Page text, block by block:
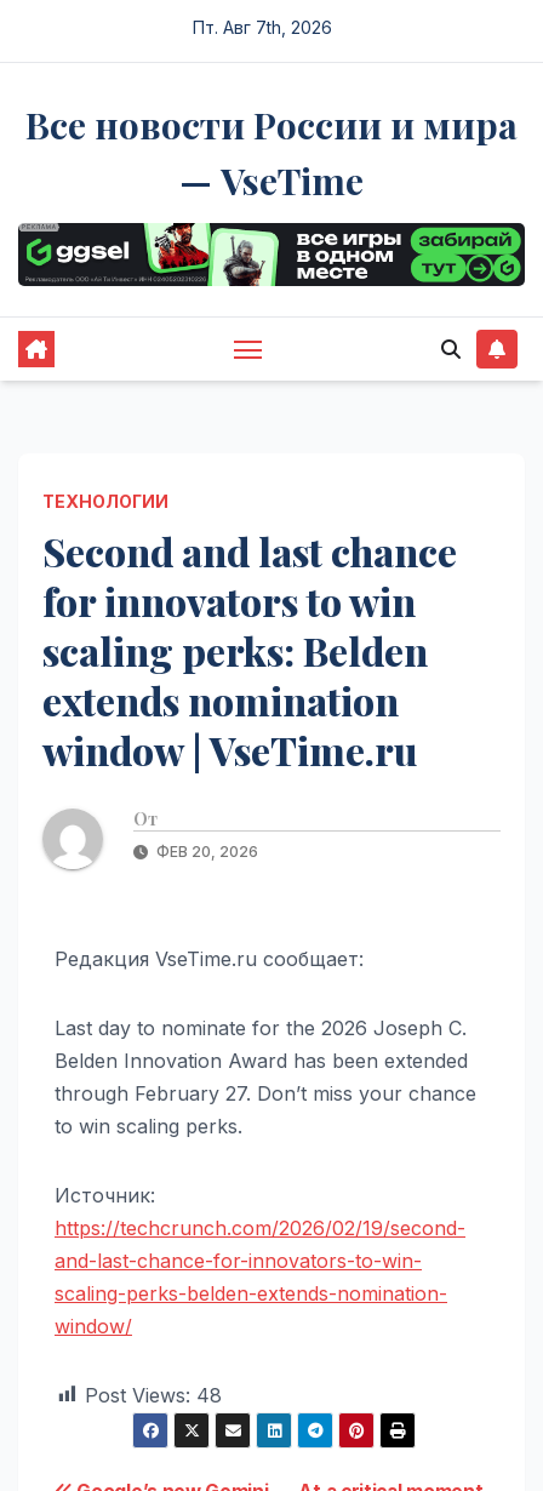
Пт. Авг 7th, 2026
Все новости России и мира
— VseTime
ТЕХНОЛОГИИ
Second and last chance
for innovators to win
scaling perks: Belden
extends nomination
window | VseTime.ru
От
ФЕВ 20, 2026
Редакция VseTime.ru сообщает:
Last day to nominate for the 2026 Joseph C.
Belden Innovation Award has been extended
through February 27. Don’t miss your chance
to win scaling perks.
Источник:
https://techcrunch.com/2026/02/19/second-
and-last-chance-for-innovators-to-win-
scaling-perks-belden-extends-nomination-
window/
Post Views: 48